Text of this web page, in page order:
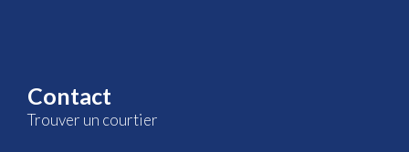
Contact
Trouver un courtier